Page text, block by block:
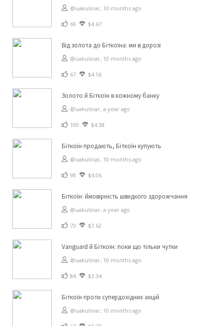
@uakulinar, 10 months ago
69 $4.67
Від золота до Біткоїна: ми в дорозі
@uakulinar, 10 months ago
67 $4.56
Золото й Біткоїн в кожному банку
@uakulinar, a year ago
100 $4.38
Біткоїн продають, Біткоїн купують
@uakulinar, 10 months ago
98 $4.06
Біткоїн: ймовірність швидкого здорожчання
@uakulinar, a year ago
73 $3.62
Vanguard й Біткоїн: поки що тільки чутки
@uakulinar, 10 months ago
84 $3.34
Біткоїн проти супердохідних акцій
@uakulinar, 10 months ago